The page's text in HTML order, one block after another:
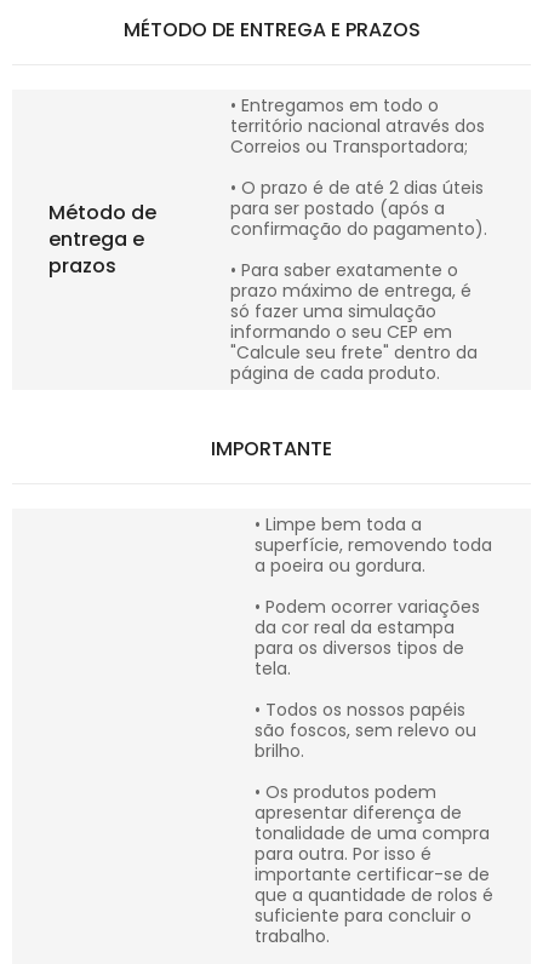
MÉTODO DE ENTREGA E PRAZOS
Método de
entrega e
prazos
• Entregamos em todo o
território nacional através dos
Correios ou Transportadora;
• O prazo é de até 2 dias úteis
para ser postado (após a
confirmação do pagamento).
• Para saber exatamente o
prazo máximo de entrega, é
só fazer uma simulação
informando o seu CEP em
"Calcule seu frete" dentro da
página de cada produto.
IMPORTANTE
• Limpe bem toda a
superfície, removendo toda
a poeira ou gordura.
• Podem ocorrer variações
da cor real da estampa
para os diversos tipos de
tela.
• Todos os nossos papéis
são foscos, sem relevo ou
brilho.
• Os produtos podem
apresentar diferença de
tonalidade de uma compra
para outra. Por isso é
importante certificar-se de
que a quantidade de rolos é
suficiente para concluir o
trabalho.